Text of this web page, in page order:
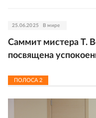
25.06.2025 В мире
Саммит мистера Т.
посвящена
ПОЛОСА2